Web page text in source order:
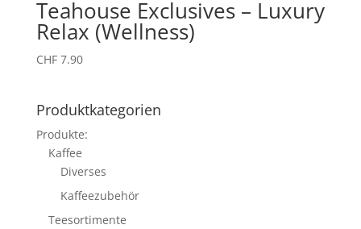
Teahouse Exclusives – Luxury
Relax (Wellness)
CHF7.90
Produktkategorien
Produkte:
Kaffee
Diverses
Kaffeezubehör
Teesortimente